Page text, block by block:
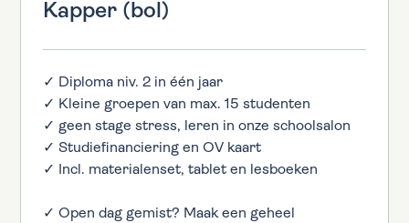
Kapper (bol)
✓ Diploma niv. 2 in één jaar
✓ Kleine groepen van max. 15 studenten
✓ geen stage stress, leren in onze schoolsalon
✓ Studiefinanciering en OV kaart
✓ Incl. materialenset, tablet en lesboeken
✓ Open dag gemist? Maak een geheel